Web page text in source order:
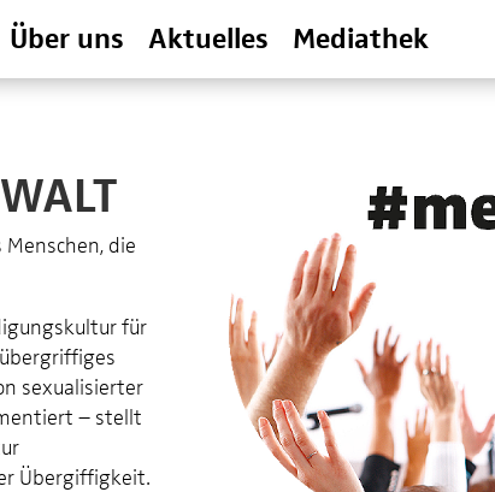
Über uns Aktuelles Mediathek
die
für
sexualisierter
– stellt
Übergiffigkeit.